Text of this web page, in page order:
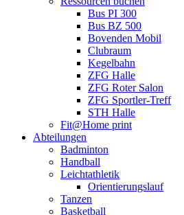
Bus PI 300
Bus BZ 500
Bovenden Mobil
Clubraum
Kegelbahn
ZFG Halle
ZFG Roter Salon
ZFG Sportler-Treff
STH Halle
Fit@Home print
Abteilungen
Badminton
Handball
Leichtathletik
Orientierungslauf
Tanzen
Basketball